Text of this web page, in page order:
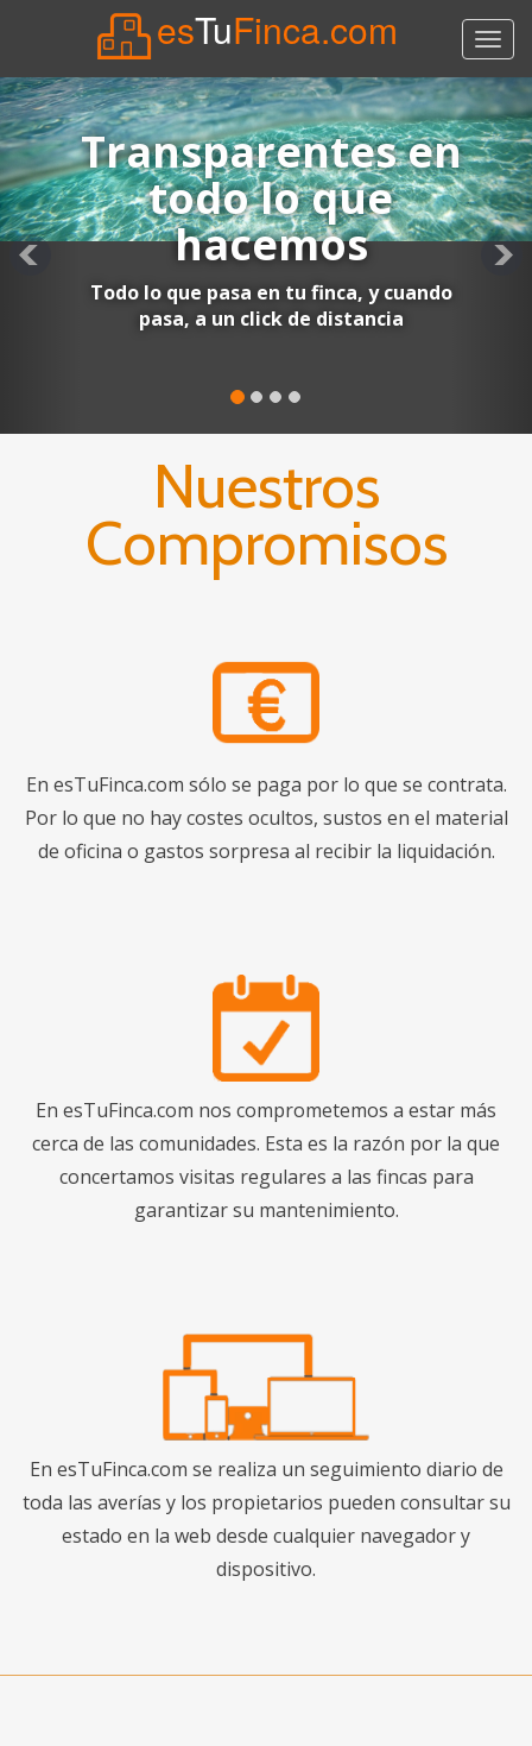
Menu
esTuFinca.com
Transparentes en
todo lo que
hacemos
Todo lo que pasa en tu finca, y cuando
pasa, a un click de distancia
Nuestros
Compromisos
En esTuFinca.com sólo se paga por lo que se contrata.
Por lo que no hay costes ocultos, sustos en el material
de oficina o gastos sorpresa al recibir la liquidación.
En esTuFinca.com nos comprometemos a estar más
cerca de las comunidades. Esta es la razón por la que
concertamos visitas regulares a las fincas para
garantizar su mantenimiento.
En esTuFinca.com se realiza un seguimiento diario de
toda las averías y los propietarios pueden consultar su
estado en la web desde cualquier navegador y
dispositivo.